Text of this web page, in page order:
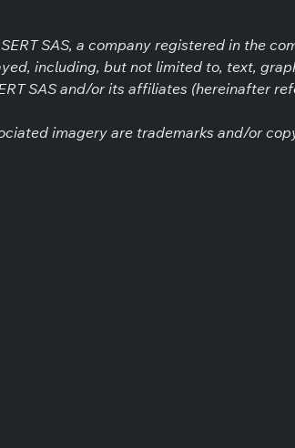
SAS, a company registered in the
including, but not limited to, text,
SAS and/or its affiliates (hereinafter
imagery are trademarks and/or